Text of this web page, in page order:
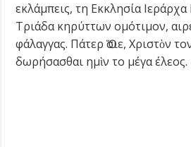
εκλάμπεις, τη Εκκλησία
Τριάδα κηρύττων ομότιμον,
φάλαγγας. Πάτερ Ὅσιε, Χριστὸν
δωρήσασθαι ημὶν το μέγα έλεος.